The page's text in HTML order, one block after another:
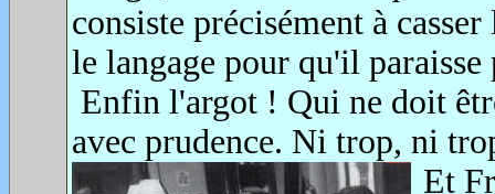
consiste précisément à
le langage pour qu'il
Enfin l'argot ! Qui ne doit
avec prudence. Ni trop, ni
Et